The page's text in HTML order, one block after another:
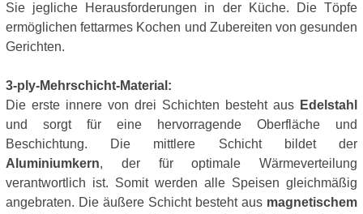
Sie jegliche Herausforderungen in der Küche. Die Töpfe
ermöglichen fettarmes Kochen und Zubereiten von gesunden
Gerichten.
3-ply-Mehrschicht-Material:
Die erste innere von drei Schichten besteht aus Edelstahl
und sorgt für eine hervorragende Oberfläche und
Beschichtung. Die mittlere Schicht bildet der
Aluminiumkern, der für optimale Wärmeverteilung
verantwortlich ist. Somit werden alle Speisen gleichmäßig
angebraten. Die äußere Schicht besteht aus magnetischem